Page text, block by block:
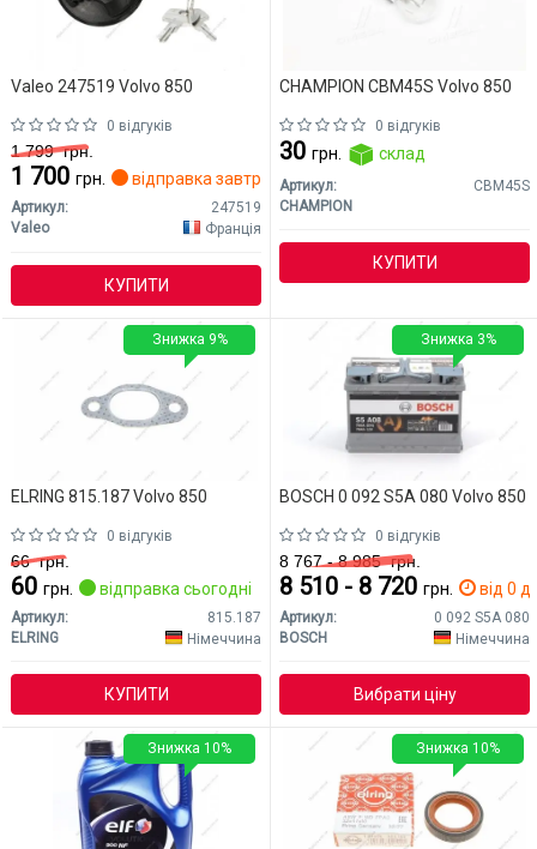
Valeo 247519 Volvo 850
0 відгуків
1 799грн.
1 700 грн. відправка завтра
Артикул:
247519
Valeo
Франція
КУПИТИ
CHAMPION CBM45S Volvo 850
0 відгуків
30 грн. склад
Артикул:
CBM45S
CHAMPION
КУПИТИ
ELRING 815.187 Volvo 850
0 відгуків
66грн.
60 грн. відправка сьогодні
Артикул:
815.187
ELRING
Німеччина
КУПИТИ
Знижка 9%
BOSCH 0 092 S5A 080 Volvo 850
0 відгуків
8 767 - 8 985грн.
8 510 - 8 720 грн. від 0
Артикул:
0 092 S5A 080
BOSCH
Німеччина
Вибрати ціну
Знижка 3%
Знижка 10% Знижка 10%